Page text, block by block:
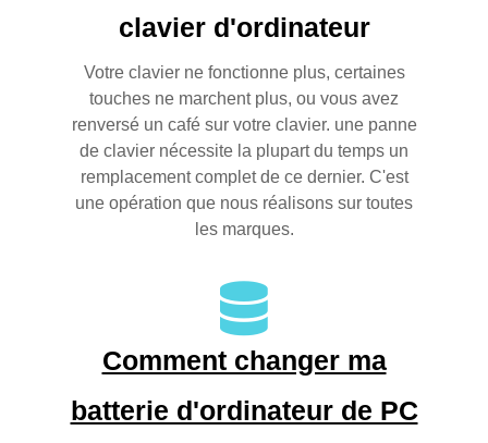
clavier d'ordinateur
Votre clavier ne fonctionne plus, certaines
touches ne marchent plus, ou vous avez
renversé un café sur votre clavier. une panne
de clavier nécessite la plupart du temps un
remplacement complet de ce dernier. C'est
une opération que nous réalisons sur toutes
les marques.
Comment changer ma
batterie d'ordinateur de PC